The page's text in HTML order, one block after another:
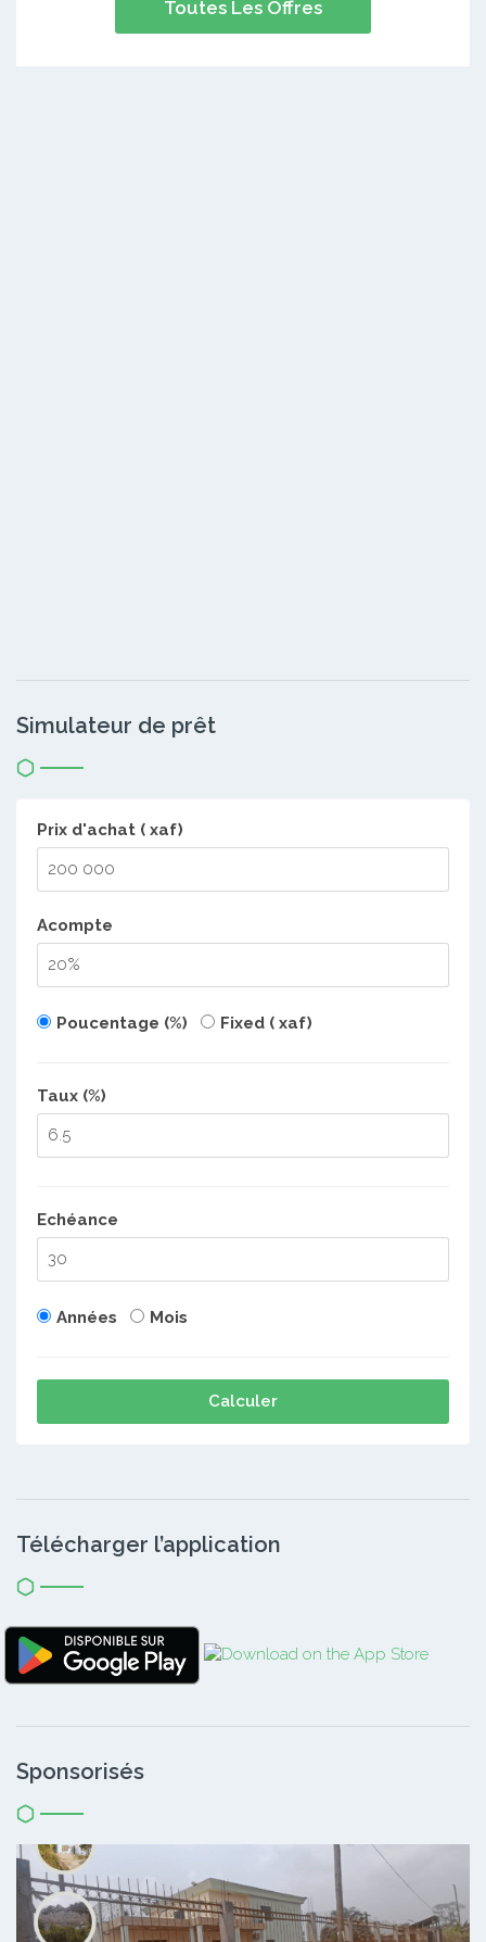
Toutes Les Offres
Simulateur de prêt
Prix d'achat ( xaf)
Acompte
Poucentage (%) Fixed ( xaf)
Taux (%)
Echéance
Années Mois
Calculer
Télécharger l’application
Sponsorisés